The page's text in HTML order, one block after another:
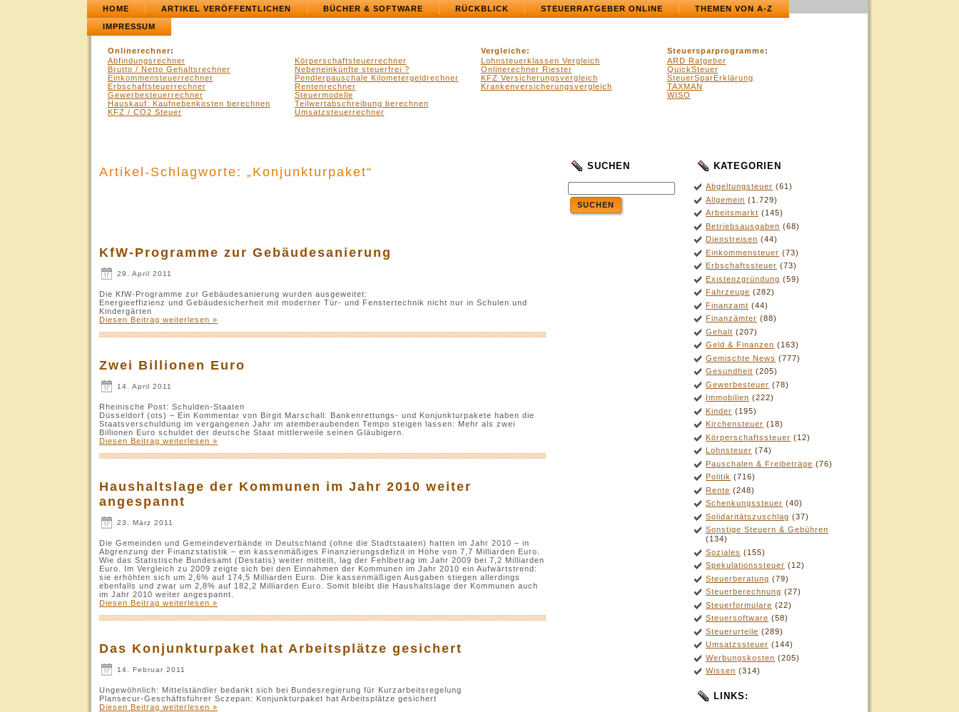
HOME ARTIKEL VERÖFFENTLICHEN BÜCHER & SOFTWARE RÜCKBLICK STEUERRATGEBER ONLINE THEMEN VON A-Z
IMPRESSUM
Onlinerechner: Vergleiche: Steuersparprogramme:
Abfindungsrechner
Brutto / Netto Gehaltsrechner
Einkommensteuerrechner
Erbschaftsteuerrechner
Gewerbesteuerrechner
Hauskauf: Kaufnebenkosten berechnen
KFZ / CO2 Steuer
Körperschaftsteuerrechner
Nebeneinkünfte steuerfrei ?
Pendlerpauschale Kilometergeldrechner
Rentenrechner
Steuermodelle
Teilwertabschreibung berechnen
Umsatzsteuerrechner
Lohnsteuerklassen Vergleich
Onlinerechner Riester
KFZ Versicherungsvergleich
Krankenversicherungsvergleich
ARD Ratgeber
QuickSteuer
SteuerSparErklärung
TAXMAN
WISO
Artikel-Schlagworte: „Konjunkturpaket“
KfW-Programme zur Gebäudesanierung
29. April 2011
Die KfW-Programme zur Gebäudesanierung wurden ausgeweitet:
Energieeffizienz und Gebäudesicherheit mit moderner Tür- und Fenstertechnik nicht nur in Schulen und
Kindergärten
Diesen Beitrag weiterlesen »
Zwei Billionen Euro
14. April 2011
Rheinische Post: Schulden-Staaten
Düsseldorf (ots) – Ein Kommentar von Birgit Marschall: Bankenrettungs- und Konjunkturpakete haben die
Staatsverschuldung im vergangenen Jahr im atemberaubenden Tempo steigen lassen: Mehr als zwei
Billionen Euro schuldet der deutsche Staat mittlerweile seinen Gläubigern.
Diesen Beitrag weiterlesen »
Haushaltslage der Kommunen im Jahr 2010 weiter
angespannt
23. März 2011
Die Gemeinden und Gemeindeverbände in Deutschland (ohne die Stadtstaaten) hatten im Jahr 2010 – in
Abgrenzung der Finanzstatistik – ein kassenmäßiges Finanzierungsdefizit in Höhe von 7,7 Milliarden Euro.
Wie das Statistische Bundesamt (Destatis) weiter mitteilt, lag der Fehlbetrag im Jahr 2009 bei 7,2 Milliarden
Euro. Im Vergleich zu 2009 zeigte sich bei den Einnahmen der Kommunen im Jahr 2010 ein Aufwärtstrend:
sie erhöhten sich um 2,6% auf 174,5 Milliarden Euro. Die kassenmäßigen Ausgaben stiegen allerdings
ebenfalls und zwar um 2,8% auf 182,2 Milliarden Euro. Somit bleibt die Haushaltslage der Kommunen auch
im Jahr 2010 weiter angespannt.
Diesen Beitrag weiterlesen »
Das Konjunkturpaket hat Arbeitsplätze gesichert
14. Februar 2011
Ungewöhnlich: Mittelständler bedankt sich bei Bundesregierung für Kurzarbeitsregelung
Plansecur-Geschäftsführer Sczepan: Konjunkturpaket hat Arbeitsplätze gesichert
Diesen Beitrag weiterlesen »
SUCHEN
SUCHEN
KATEGORIEN
Abgeltungsteuer (61)
Allgemein (1.729)
Arbeitsmarkt (145)
Betriebsausgaben (68)
Dienstreisen (44)
Einkommensteuer (73)
Erbschaftssteuer (73)
Existenzgründung (59)
Fahrzeuge (282)
Finanzamt (44)
Finanzämter (88)
Gehalt (207)
Geld & Finanzen (163)
Gemischte News (777)
Gesundheit (205)
Gewerbesteuer (78)
Immobilien (222)
Kinder (195)
Kirchensteuer (18)
Körperschaftssteuer (12)
Lohnsteuer (74)
Pauschalen & Freibeträge (76)
Politik (716)
Rente (248)
Schenkungssteuer (40)
Solidaritätszuschlag (37)
Sonstige Steuern & Gebühren
(134)
Soziales (155)
Spekulationssteuer (12)
Steuerberatung (79)
Steuerberechnung (27)
Steuerformulare (22)
Steuersoftware (58)
Steuerurteile (289)
Umsatzssteuer (144)
Werbungskosten (205)
Wissen (314)
LINKS: